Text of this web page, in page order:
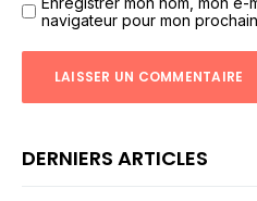
navigateur pour mon
DERNIERS ARTICLES